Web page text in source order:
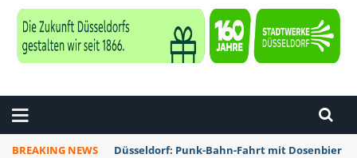
BREAKING NEWS Düsseldorf: Punk-Bahn-Fahrt mit Dosenbier